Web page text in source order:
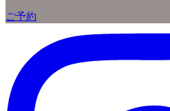
ご予約